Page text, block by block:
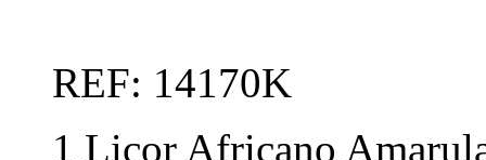
REF: 14170K
1 Licor Africano